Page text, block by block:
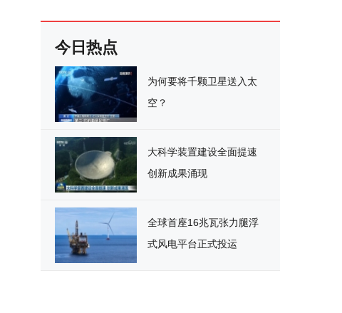
今日热点
为何要将千颗卫星送入太
空？
大科学装置建设全面提速
创新成果涌现
全球首座16兆瓦张力腿浮
式风电平台正式投运